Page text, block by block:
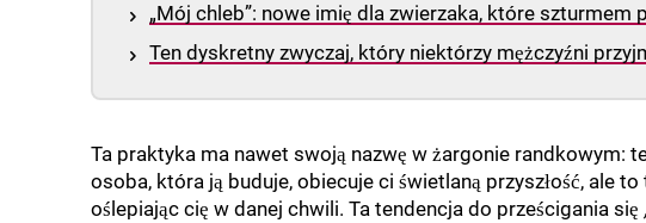
„Mój chleb”: nowe imię dla zwierzaka, które szturmem
Ten dyskretny zwyczaj, który niektórzy mężczyźni
Ta praktyka ma nawet swoją nazwę w żargonie randkowym:
osoba, która ją buduje, obiecuje ci świetlaną przyszłość, ale
oślepiając cię w danej chwili. Ta tendencja do prześcigania się